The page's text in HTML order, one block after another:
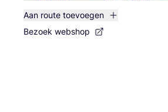
Aan route toevoegen
Bezoek webshop